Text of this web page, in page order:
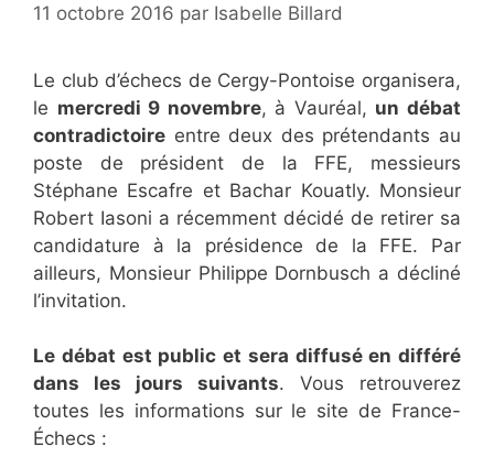
11 octobre 2016 par Isabelle Billard
Le club d’échecs de Cergy-Pontoise organisera,
le mercredi 9 novembre, à Vauréal, un débat
contradictoire entre deux des prétendants au
poste de président de la FFE, messieurs
Stéphane Escafre et Bachar Kouatly. Monsieur
Robert Iasoni a récemment décidé de retirer sa
candidature à la présidence de la FFE. Par
ailleurs, Monsieur Philippe Dornbusch a décliné
l’invitation.
Le débat est public et sera diffusé en différé
dans les jours suivants. Vous retrouverez
toutes les informations sur le site de France-
Échecs :